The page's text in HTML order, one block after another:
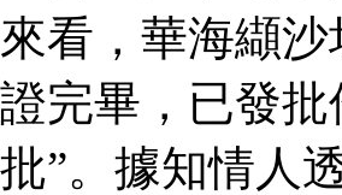
來看，華海纈
證完畢，已發
批”。據知情人